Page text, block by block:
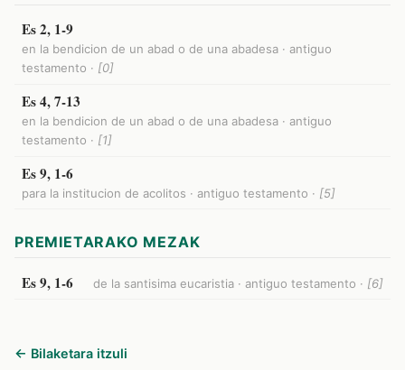
Es 2, 1-9
en la bendicion de un abad o de una abadesa · antiguo
testamento · [0]
Es 4, 7-13
en la bendicion de un abad o de una abadesa · antiguo
testamento · [1]
Es 9, 1-6
para la institucion de acolitos · antiguo testamento · [5]
PREMIETARAKO MEZAK
Es 9, 1-6 de la santisima eucaristia · antiguo testamento · [6]
← Bilaketara itzuli